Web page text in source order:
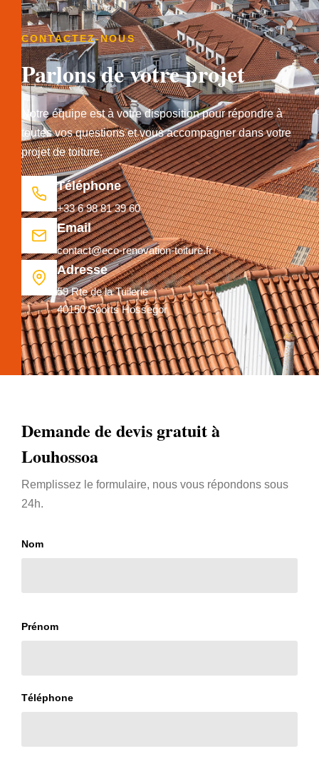
CONTACTEZ-NOUS
Parlons de votre projet
Notre équipe est à votre disposition pour répondre à
toutes vos questions et vous accompagner dans votre
projet de toiture.
Téléphone
+33 6 98 81 39 60
Email
contact@eco-renovation-toiture.fr
Adresse
59 Rte de la Tuilerie
40150 Soorts Hossegor
Demande de devis gratuit à
Louhossoa
Remplissez le formulaire, nous vous répondons sous
24h.
Nom
Prénom
Téléphone